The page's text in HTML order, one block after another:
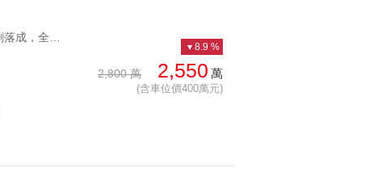
2,800 萬 2,550 萬
(含車位價400萬元)
8.9 %